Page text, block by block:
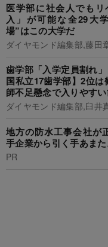
医学部に社会人でも
入」が可能な全29大
場”はこの大学だ
ダイヤモンド編集部,藤田
歯学部「入学定員割れ
国私立17歯学部】2位
師不足懸念で入りやす
ダイヤモンド編集部,臼井
地方の防水工事会社が
手企業から引く手あま
PR